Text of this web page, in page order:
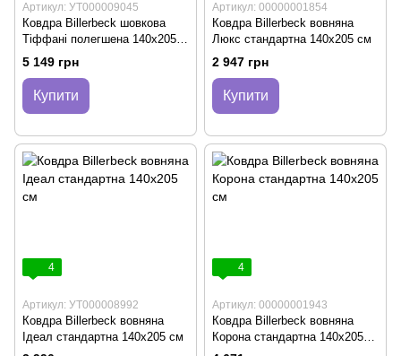
Артикул: УТ000009045
Ковдра Billerbeck шовкова
Тіффані полегшена 140х205
см
5 149 грн
Купити
Артикул: 00000001854
Ковдра Billerbeck вовняна
Люкс стандартна 140х205 см
2 947 грн
Купити
4
Артикул: УТ000008992
Ковдра Billerbeck вовняна
Ідеал стандартна 140х205 см
4
Артикул: 00000001943
Ковдра Billerbeck вовняна
Корона стандартна 140х205
см